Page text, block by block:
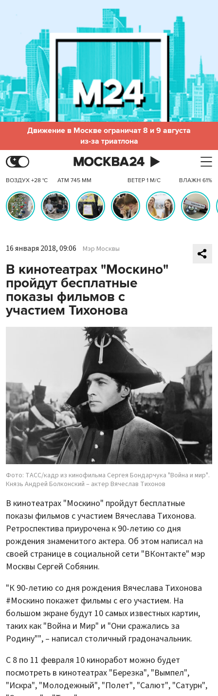
Движение в Москве ограничат 8 и 9 августа
из-за триатлона
ВОЗДУХ +28 °C АТМ 745 ММ ВЕТЕР 1 М/С ВЛАЖН 61%
16 января 2018, 09:06 Мэр Москвы
В кинотеатрах "Москино"
пройдут бесплатные
показы фильмов с
участием Тихонова
Фото: ТАСС/кадр из кинофильма Сергея Бондарчука "Война и мир".
Князь Андрей Болконский – актер Вячеслав Тихонов
В кинотеатрах "Москино" пройдут бесплатные
показы фильмов с участием Вячеслава Тихонова.
Ретроспектива приурочена к 90-летию со дня
рождения знаменитого актера. Об этом написал на
своей странице в социальной сети "ВКонтакте" мэр
Москвы Сергей Собянин.
"К 90-летию со дня рождения Вячеслава Тихонова
#Москино покажет фильмы с его участием. На
большом экране будут 10 самых известных картин,
таких как "Война и Мир" и "Они сражались за
Родину"", – написал столичный градоначальник.
С 8 по 11 февраля 10 киноработ можно будет
посмотреть в кинотеатрах "Березка", "Вымпел",
"Искра", "Молодежный", "Полет", "Салют", "Сатурн",